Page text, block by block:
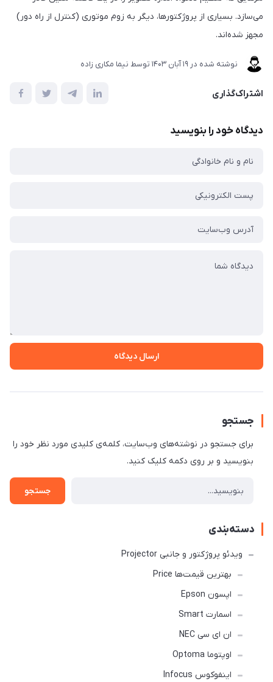
می‌سازد. بسیاری از پروژکتورها، دیگر به زوم موتوری (کنترل از راه دور)
مجهز شده‌اند.
نوشته شده در 19 آبان 1403 توسط نیما مکاری زاده
اشتراک‌گذاری
دیدگاه خود را بنویسید
ارسال دیدگاه
جستجو
برای جستجو در نوشته‌های وب‌سایت، کلمه‌ی کلیدی مورد نظر خود را
بنویسید و بر روی دکمه کلیک کنید.
جستجو
دسته‌بندی
ویدئو پروژکتور و جانبی Projector
بهترین قیمت‌ها Price
اپسون Epson
اسمارت Smart
ان ای سی NEC
اوپتوما Optoma
اینفوکوس Infocus